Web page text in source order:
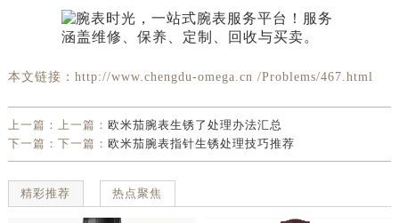
本文链接：http://www.chengdu-omega.cn /Problems/467.html
上一篇：上一篇： 欧米茄腕表生锈了处理办法汇总
下一篇：下一篇： 欧米茄腕表指针生锈处理技巧推荐
精彩推荐 热点聚焦